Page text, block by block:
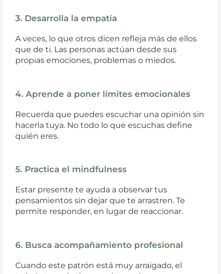
3. Desarrolla la empatía
A veces, lo que otros dicen refleja más de ellos
que de ti. Las personas actúan desde sus
propias emociones, problemas o miedos.
4. Aprende a poner límites emocionales
Recuerda que puedes escuchar una opinión sin
hacerla tuya. No todo lo que escuchas define
quién eres.
5. Practica el mindfulness
Estar presente te ayuda a observar tus
pensamientos sin dejar que te arrastren. Te
permite responder, en lugar de reaccionar.
6. Busca acompañamiento profesional
Cuando este patrón está muy arraigado, el